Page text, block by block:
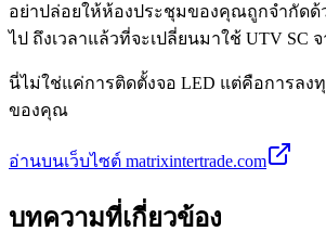
อย่าปล่อยให้ห้องประชุมของคุณถูกจำกัดด้
ไป ถึงเวลาแล้วที่จะเปลี่ยนมาใช้ UTV SC จ
นี่ไม่ใช่แค่การติดตั้งจอ LED แต่คือการลง
ของคุณ
อ่านบนเว็บไซต์ matrixintertrade.com
บทความที่เกี่ยวข้อง